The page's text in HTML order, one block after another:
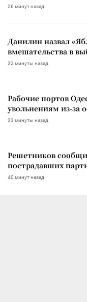
26 минут назад
Данилин назвал
вмешательства в
32 минуты назад
Рабочие портов
увольнениям из-за
33 минуты назад
Решетников
пострадавших
40 минут назад